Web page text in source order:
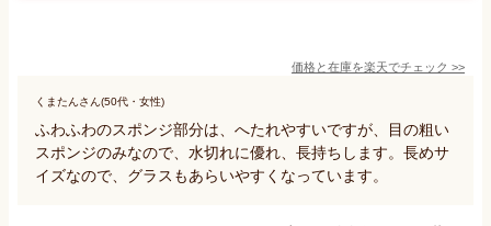
価格と在庫を楽天でチェック >>
くまたんさん(50代・女性)
ふわふわのスポンジ部分は、へたれやすいですが、目の粗い
スポンジのみなので、水切れに優れ、長持ちします。長めサ
イズなので、グラスもあらいやすくなっています。